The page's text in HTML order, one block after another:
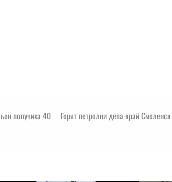
получиха 40
Горят петролни депа край